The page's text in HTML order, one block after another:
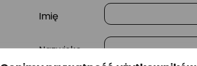
Imię
Nazwisko